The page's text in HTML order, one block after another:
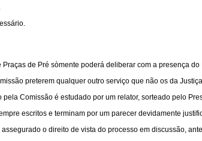
de Pré sòmente poderá deliberar com a presença
preterem qualquer outro serviço que não os da
Comissão é estudado por um relator, sorteado pelo
escritos e terminam por um parecer devidamente
o direito de vista do processo em discussão,